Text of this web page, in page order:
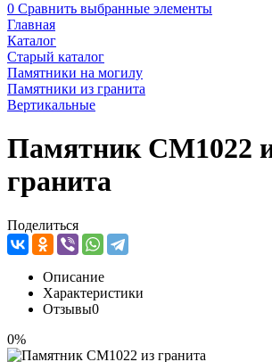
0 Сравнить выбранные элементы
Главная
Каталог
Старый каталог
Памятники на могилу
Памятники из гранита
Вертикальные
Памятник CM1022
гранита
Поделиться
Описание
Характеристики
Отзывы0
0%